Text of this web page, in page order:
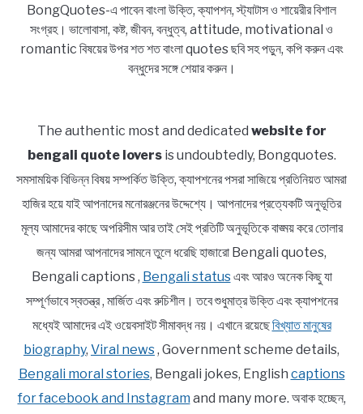
BongQuotes-এ পাবেন বাংলা উক্তি, ক্যাপশন, স্ট্যাটাস ও শায়েরীর বিশাল
সংগ্রহ। ভালোবাসা, কষ্ট, জীবন, বন্ধুত্ব, attitude, motivational ও
romantic বিষয়ের উপর শত শত বাংলা quotes ছবি সহ পড়ুন, কপি করুন এবং
বন্ধুদের সঙ্গে শেয়ার করুন।
The authentic most and dedicated website for
bengali quote loversis undoubtedly, Bongquotes.
সমসাময়িক বিভিন্ন বিষয় সম্পর্কিত উক্তি, ক্যাপশনের পসরা সাজিয়ে প্রতিনিয়ত আমরা
হাজির হয়ে যাই আপনাদের মনোরঞ্জনের উদ্দেশ্যে। আপনাদের প্রত্যেকটি অনুভূতির
মূল্য আমাদের কাছে অপরিসীম আর তাই সেই প্রতিটি অনুভূতিকে বাঙ্ময় করে তোলার
জন্য আমরা আপনাদের সামনে তুলে ধরেছি হাজারো Bengali quotes,
Bengali captions , Bengali statusএবং আরও অনেক কিছু যা
সম্পূর্ণভাবে স্বতন্ত্র , মার্জিত এবং রুচিশীল। তবে শুধুমাত্র উক্তি এবং ক্যাপশনের
মধ্যেই আমাদের এই ওয়েবসাইট সীমাবদ্ধ নয়। এখানে রয়েছেবিখ্যাত মানুষের
biography, Viral news, Government scheme details,
Bengali moral stories, Bengali jokes, English captions
for facebook and Instagram and many more. অবাক হচ্ছেন,